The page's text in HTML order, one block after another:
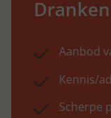
Dranken
Aanbod
Kennis/
Scherpe